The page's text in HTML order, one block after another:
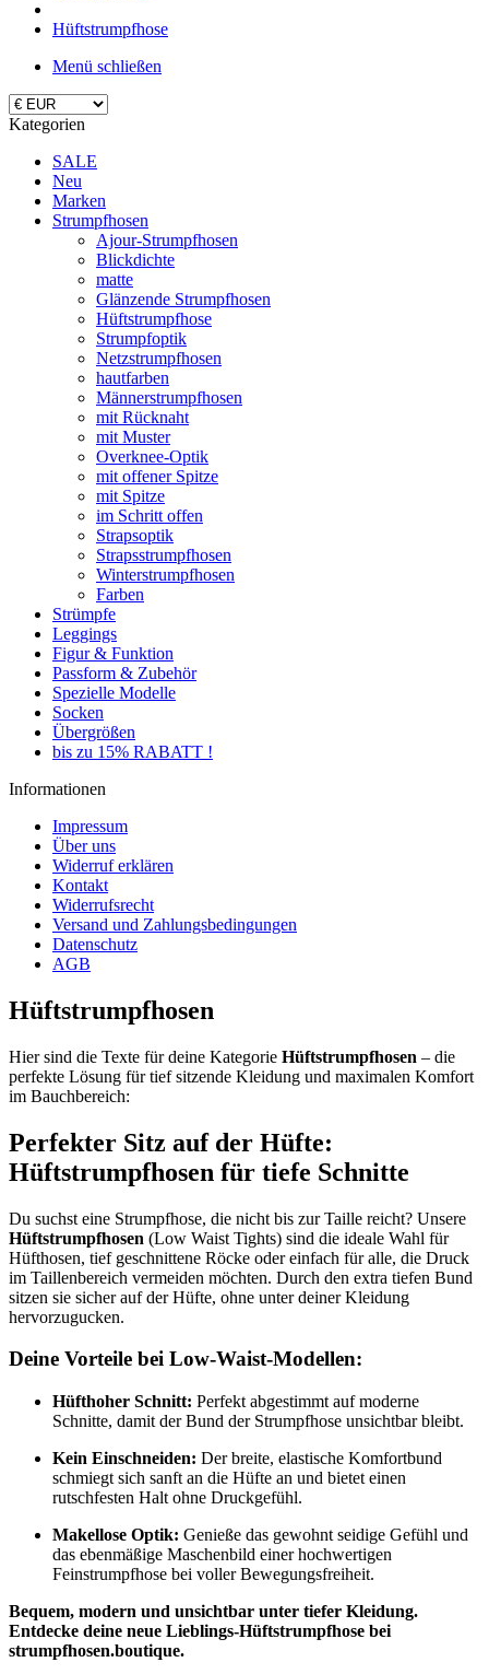
Hüftstrumpfhose
Menü schließen
Kategorien
SALE
Neu
Marken
Strumpfhosen
Ajour-Strumpfhosen
Blickdichte
matte
Glänzende Strumpfhosen
Hüftstrumpfhose
Strumpfoptik
Netzstrumpfhosen
hautfarben
Männerstrumpfhosen
mit Rücknaht
mit Muster
Overknee-Optik
mit offener Spitze
mit Spitze
im Schritt offen
Strapsoptik
Strapsstrumpfhosen
Winterstrumpfhosen
Farben
Strümpfe
Leggings
Figur & Funktion
Passform & Zubehör
Spezielle Modelle
Socken
Übergrößen
bis zu 15% RABATT !
Informationen
Impressum
Über uns
Widerruf erklären
Kontakt
Widerrufsrecht
Versand und Zahlungsbedingungen
Datenschutz
AGB
Hüftstrumpfhosen
Hier sind die Texte für deine Kategorie Hüftstrumpfhosen – die
perfekte Lösung für tief sitzende Kleidung und maximalen Komfort
im Bauchbereich:
Perfekter Sitz auf der Hüfte:
Hüftstrumpfhosen für tiefe Schnitte
Du suchst eine Strumpfhose, die nicht bis zur Taille reicht? Unsere
Hüftstrumpfhosen (Low Waist Tights) sind die ideale Wahl für
Hüfthosen, tief geschnittene Röcke oder einfach für alle, die Druck
im Taillenbereich vermeiden möchten. Durch den extra tiefen Bund
sitzen sie sicher auf der Hüfte, ohne unter deiner Kleidung
hervorzugucken.
Deine Vorteile bei Low-Waist-Modellen:
Hüfthoher Schnitt: Perfekt abgestimmt auf moderne
Schnitte, damit der Bund der Strumpfhose unsichtbar bleibt.
Kein Einschneiden: Der breite, elastische Komfortbund
schmiegt sich sanft an die Hüfte an und bietet einen
rutschfesten Halt ohne Druckgefühl.
Makellose Optik: Genieße das gewohnt seidige Gefühl und
das ebenmäßige Maschenbild einer hochwertigen
Feinstrumpfhose bei voller Bewegungsfreiheit.
Bequem, modern und unsichtbar unter tiefer Kleidung.
Entdecke deine neue Lieblings-Hüftstrumpfhose bei
strumpfhosen.boutique.